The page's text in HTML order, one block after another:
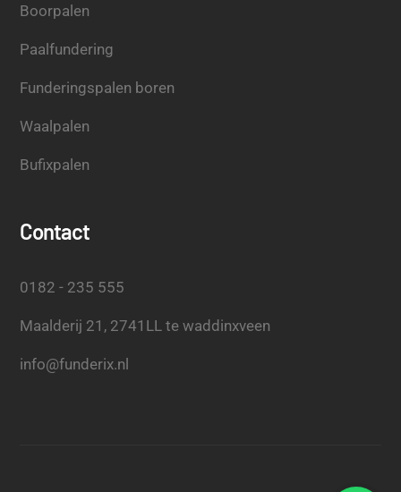
Boorpalen
Paalfundering
Funderingspalen boren
Waalpalen
Bufixpalen
Contact
0182 - 235 555
Maalderij 21, 2741LL te waddinxveen
info@funderix.nl